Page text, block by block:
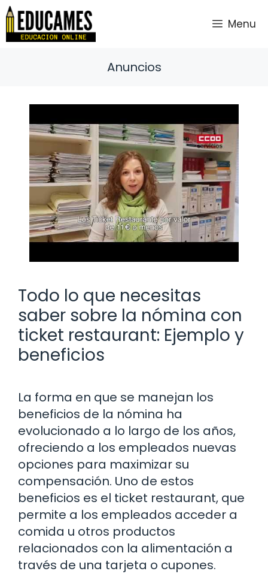
Saltar
contenido
Menu
Anuncios
Todo lo que necesitas
saber sobre la nómina con
ticket restaurant: Ejemplo y
beneficios
La forma en que se manejan los
beneficios de la nómina ha
evolucionado a lo largo de los años,
ofreciendo a los empleados nuevas
opciones para maximizar su
compensación. Uno de estos
beneficios es el ticket restaurant, que
permite a los empleados acceder a
comida u otros productos
relacionados con la alimentación a
través de una tarjeta o cupones.